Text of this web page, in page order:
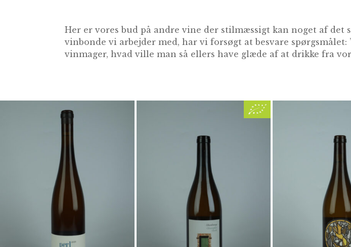
Her er vores bud på andre vine der stilmæssigt kan noget af det
vinbonde vi arbejder med, har vi forsøgt at besvare
vinmager, hvad ville man så ellers have glæde af at drikke fra